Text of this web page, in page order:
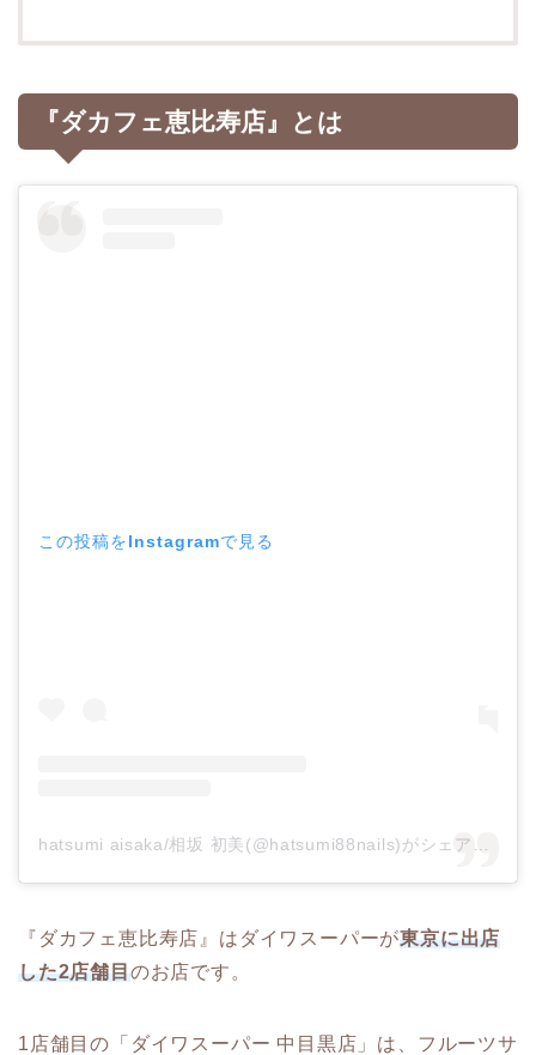
『ダカフェ恵比寿店』とは
この投稿をInstagramで見る
『ダカフェ恵比寿店』はダイワスーパーが東京に出店
した2店舗目のお店です。
1店舗目の「ダイワスーパー 中目黒店」は、フルーツサ